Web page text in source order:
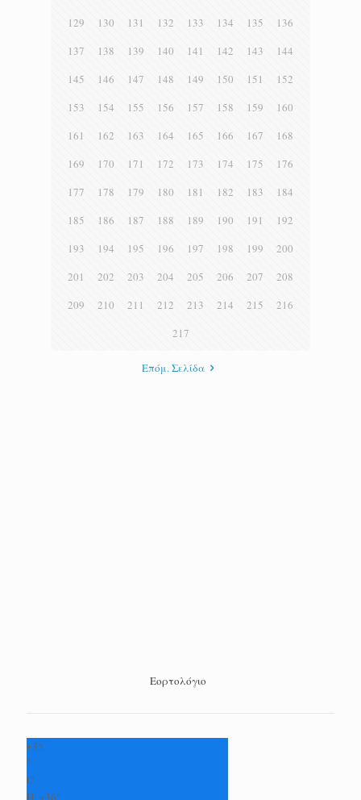
129
130 131 132 133 134 135
136
137
138 139 140 141 142 143
144
145
146 147 148 149 150 151
152
153
154 155 156 157 158 159
160
161
162 163 164 165 166 167
168
169
170 171 172 173 174 175
176
177
178 179 180 181 182 183
184
185
186 187 188 189 190 191
192
193
194 195 196 197 198 199
200
201
202 203 204 205 206 207
208
209
210 211 212 213 214 215
216
217
Επόμ. Σελίδα
Εορτολόγιο
+35
°
C
H: +36°